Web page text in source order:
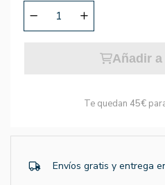
Añadir a
Te quedan 45€
Envíos gratis y entrega